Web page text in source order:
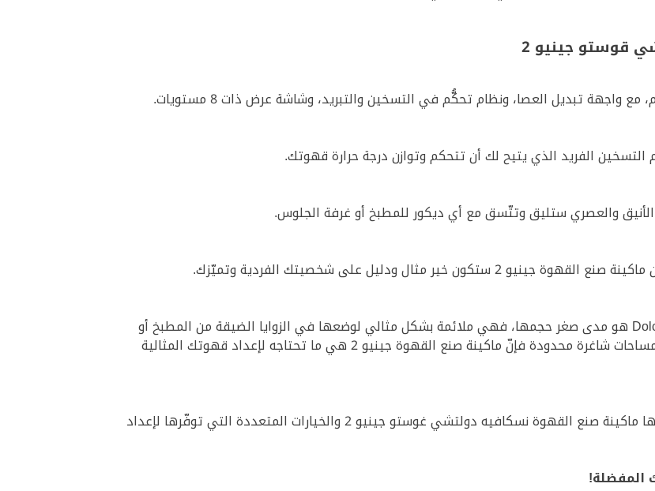
قوستو جينيو 2
تبديل العصا، ونظام تحكُّم في التسخين والتبريد، وشاشة عرض ذات 8 مستويات.
خير مثال ودليل على شخصيتك الفردية وتميّزك.
من أهم ميزات ماكينة قهوة Dolce Gusto Genio 2 هو مدى صغر حجمها، فهي ملائمة بشكل مثالي لوضعها في الزوايا الضيقة من المطبخ أو
غرفة الجلوس. فإذا كنت تعيش في شقة ذات مساحات شاغرة محدودة فإنّ ماكينة صنع القهوة جينيو 2 هي ما تحتاجه لإعداد قهوتك المثالية
مستخدمون كثر أحبوا جودة القهوة التي أنتجتها ماكينة صنع القهوة نسكافيه دولتشي غوستو جينيو 2 والخيارات المتعددة التي توفّرها لإعداد
المفضلة!